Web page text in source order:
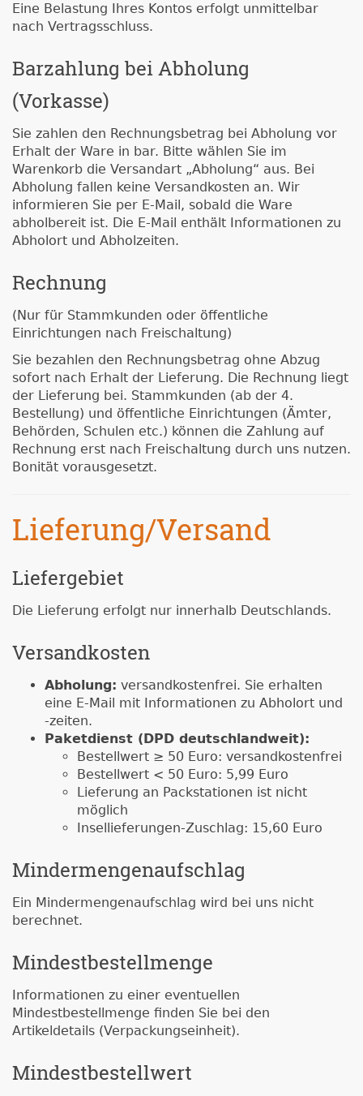
Eine Belastung Ihres Kontos erfolgt unmittelbar
nach Vertragsschluss.
Barzahlung bei Abholung
(Vorkasse)
Sie zahlen den Rechnungsbetrag bei Abholung vor
Erhalt der Ware in bar. Bitte wählen Sie im
Warenkorb die Versandart „Abholung“ aus. Bei
Abholung fallen keine Versandkosten an. Wir
informieren Sie per E-Mail, sobald die Ware
abholbereit ist. Die E-Mail enthält Informationen zu
Abholort und Abholzeiten.
Rechnung
(Nur für Stammkunden oder öffentliche
Einrichtungen nach Freischaltung)
Sie bezahlen den Rechnungsbetrag ohne Abzug
sofort nach Erhalt der Lieferung. Die Rechnung liegt
der Lieferung bei. Stammkunden (ab der 4.
Bestellung) und öffentliche Einrichtungen (Ämter,
Behörden, Schulen etc.) können die Zahlung auf
Rechnung erst nach Freischaltung durch uns nutzen.
Bonität vorausgesetzt.
Lieferung/Versand
Liefergebiet
Die Lieferung erfolgt nur innerhalb Deutschlands.
Versandkosten
Abholung: versandkostenfrei. Sie erhalten
eine E-Mail mit Informationen zu Abholort und
-zeiten.
Paketdienst (DPD deutschlandweit):
Bestellwert ≥ 50 Euro: versandkostenfrei
Bestellwert < 50 Euro: 5,99 Euro
Lieferung an Packstationen ist nicht
möglich
Insellieferungen-Zuschlag: 15,60 Euro
Mindermengenaufschlag
Ein Mindermengenaufschlag wird bei uns nicht
berechnet.
Mindestbestellmenge
Informationen zu einer eventuellen
Mindestbestellmenge finden Sie bei den
Artikeldetails (Verpackungseinheit).
Mindestbestellwert